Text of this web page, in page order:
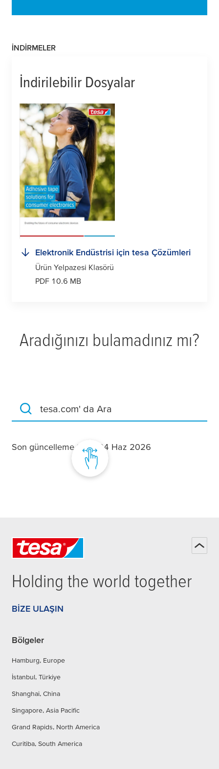
İNDIRMELER
İndirilebilir Dosyalar
Elektronik Endüstrisi için tesa Çözümleri
Ürün Yelpazesi Klasörü
PDF 10.6 MB
Aradığınızı bulamadınız mı?
tesa.com' da Ara
Son güncelleme tarihi 24 Haz 2026
Holding the world together
BIZE ULAŞIN
Bölgeler
Hamburg, Europe
İstanbul, Türkiye
Shanghai, China
Singapore, Asia Pacific
Grand Rapids, North America
Curitiba, South America